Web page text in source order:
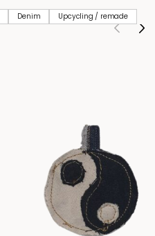
Denim Upcycling / remade